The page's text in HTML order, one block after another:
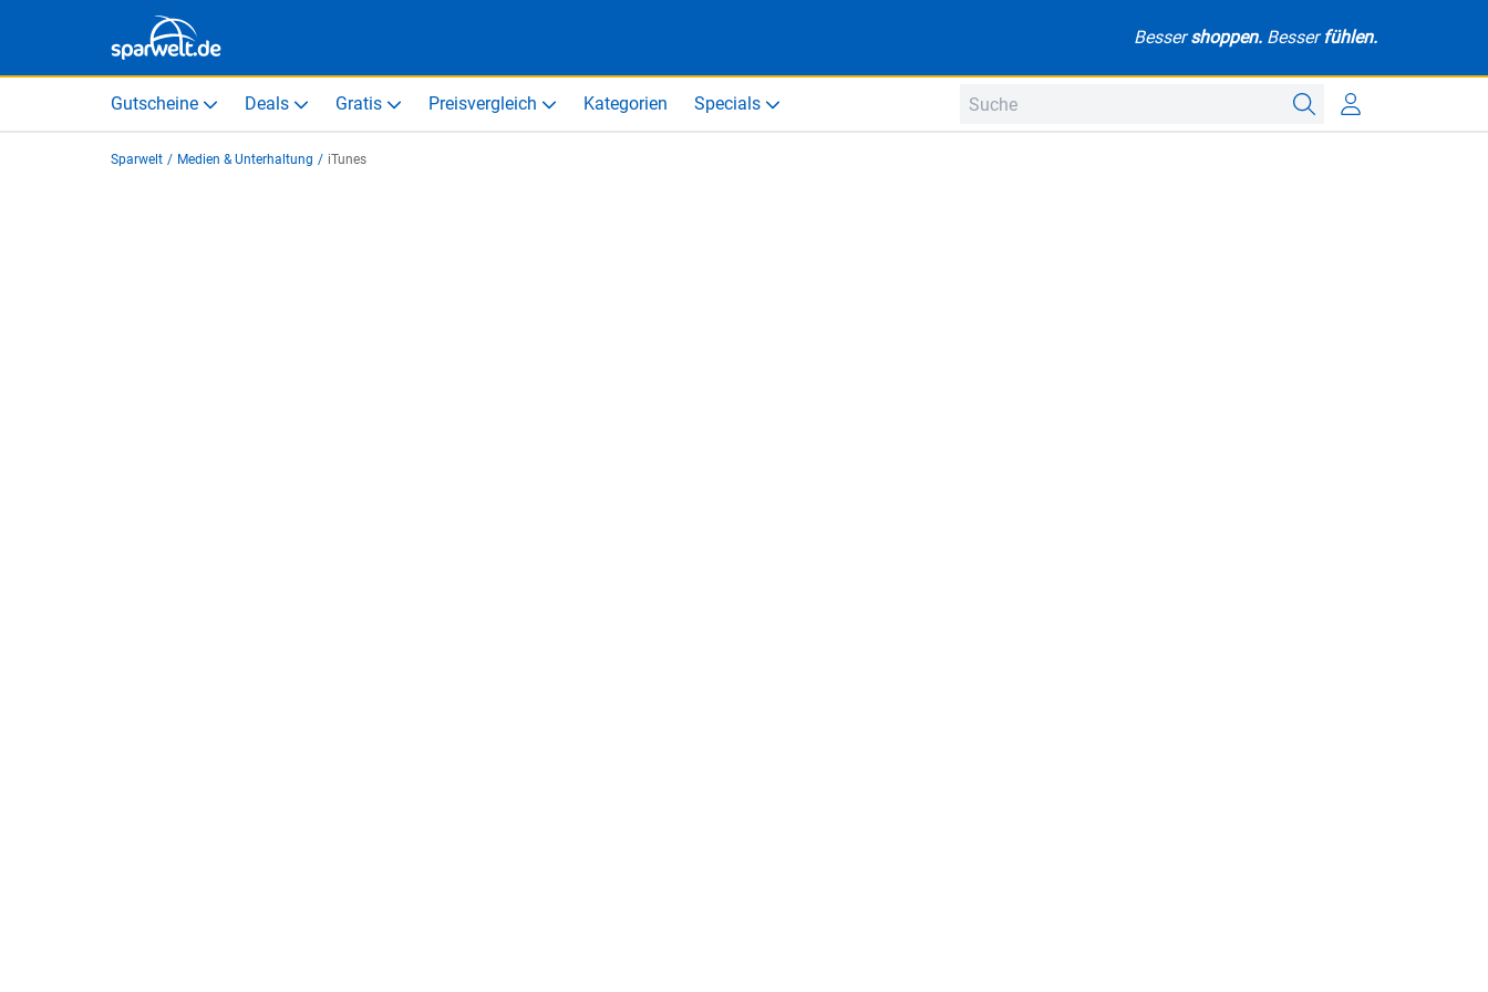
Bessershoppen. Besserfühlen.
Gutscheine Deals Gratis Preisvergleich Kategorien Specials
Sparwelt / Medien & Unterhaltung / iTunes